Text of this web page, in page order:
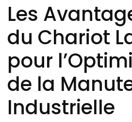
Les
du Chariot
pour
de la
Industrielle